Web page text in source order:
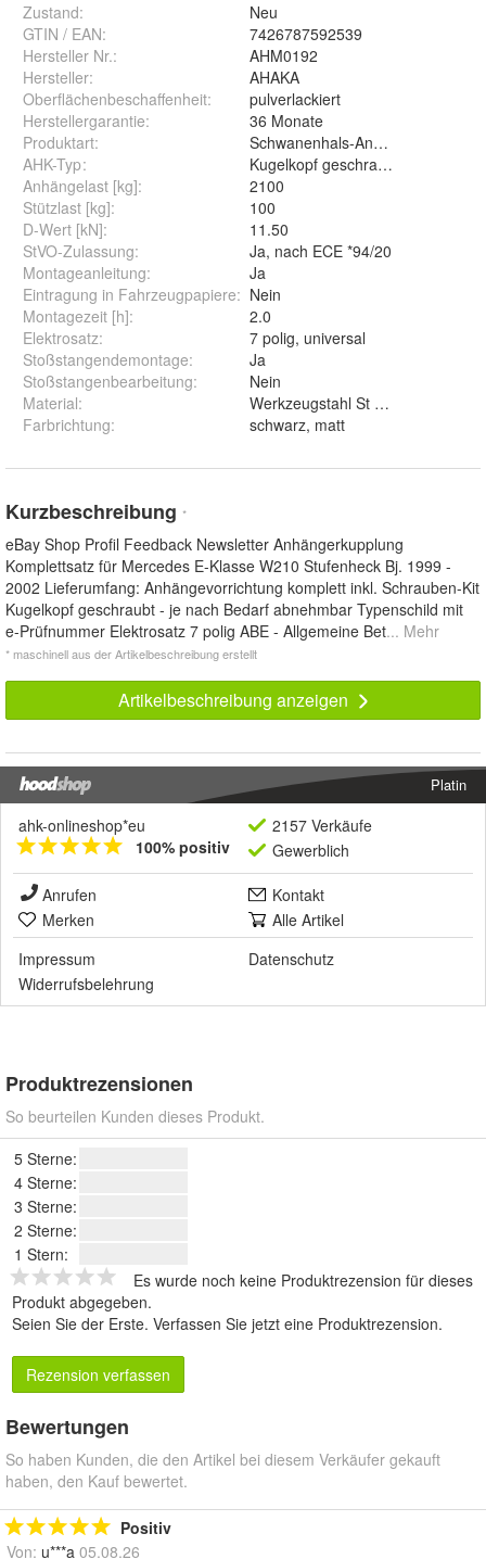
Zustand:
Neu
GTIN / EAN:
7426787592539
Hersteller Nr.:
AHM0192
Hersteller:
AHAKA
Oberflächenbeschaffenheit:
pulverlackiert
Herstellergarantie:
36 Monate
Produktart:
Schwanenhals-Anhängerkupplung
AHK-Typ:
Kugelkopf geschraubt (starr)
Anhängelast [kg]:
2100
Stützlast [kg]:
100
D-Wert [kN]:
11.50
StVO-Zulassung:
Ja, nach ECE *94/20
Montageanleitung:
Ja
Eintragung in Fahrzeugpapiere: Nein
Montagezeit [h]:
2.0
Elektrosatz:
7 polig, universal
Stoßstangendemontage:
Ja
Stoßstangenbearbeitung:
Nein
Material:
Werkzeugstahl St 52-3
Farbrichtung: schwarz, matt
Kurzbeschreibung *
eBay Shop Profil Feedback Newsletter Anhängerkupplung
Komplettsatz für Mercedes E-Klasse W210 Stufenheck Bj. 1999 -
2002 Lieferumfang: Anhängevorrichtung komplett inkl. Schrauben-Kit
Kugelkopf geschraubt - je nach Bedarf abnehmbar Typenschild mit
e-Prüfnummer Elektrosatz 7 polig ABE - Allgemeine Bet... Mehr
* maschinell aus der Artikelbeschreibung erstellt
Artikelbeschreibung anzeigen
Platin
ahk-onlineshop*eu
100% positiv
2157 Verkäufe
Gewerblich
Anrufen
Kontakt
Merken
Alle Artikel
Impressum
Datenschutz
Widerrufsbelehrung
Produktrezensionen
So beurteilen Kunden dieses Produkt.
5 Sterne:
4 Sterne:
3 Sterne:
2 Sterne:
1 Stern:
Es wurde noch keine Produktrezension für dieses
Produkt abgegeben.
Seien Sie der Erste. Verfassen Sie jetzt eine Produktrezension.
Rezension verfassen
Bewertungen
So haben Kunden, die den Artikel bei diesem Verkäufer gekauft
haben, den Kauf bewertet.
Positiv
Von: u***a 05.08.26